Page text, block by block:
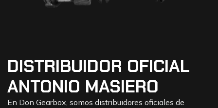
DISTRIBUIDOR OFICIAL
ANTONIO MASIERO
En Don Gearbox, somos distribuidores oficiales de